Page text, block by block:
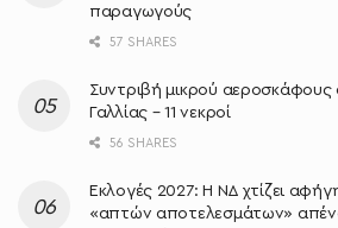
παραγωγούς
57 SHARES
Συντριβή μικρού
Γαλλίας – 11 νεκροί
56 SHARES
Εκλογές 2027: Η ΝΔ χτίζει
«απτών αποτελεσμάτων»